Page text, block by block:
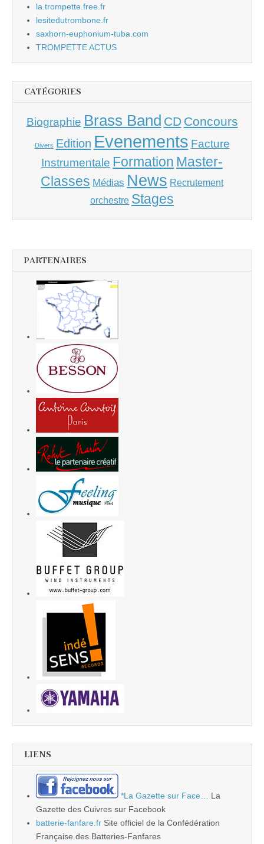
la.trompette.free.fr
lesitedutrombone.fr
saxhorn-euphonium-tuba.com
TROMPETTE ACTUS
CATÉGORIES
Biographie Brass Band CD Concours
Divers Edition Evenements Facture
Instrumentale Formation Master-
Classes Médias News Recrutement
orchestre Stages
PARTENAIRES
LIENS
*La Gazette sur Face…
La
Gazette des Cuivres sur Facebook
batterie-fanfare.fr Site officiel de la Confédération
Française des Batteries-Fanfares